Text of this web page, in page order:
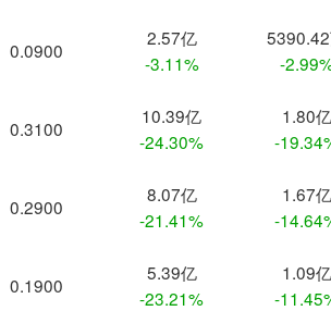
0.0900
2.57亿
-3.11%
-
0.3100
10.39亿
-24.30%
1.80亿
-
0.2900
8.07亿
-21.41%
1.67亿
-
0.1900
5.39亿
-23.21%
1.09亿
-